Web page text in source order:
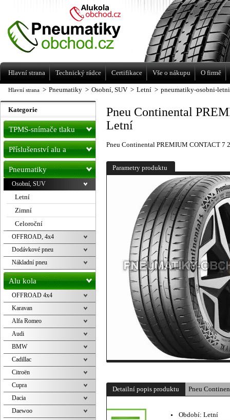
Hlavní strana > Pneumatiky > Osobní, SUV > Letní > pneumatiky-osobni-
Pneu Continental
Letní
Pneu Continental PREMIUM CONTACT 7
Parametry produktu
Detailní popis produktu Pneu
Období: Letní
Kategorie
TPMS-snímače tlaku
Příslušenství alu a
pneu
Pneumatiky
Osobní, SUV
Letní
Zimní
Celoroční
OFFROAD, 4x4
Dodávkové pneu
Nákladní pneu
Alu kola
OFFROAD 4x4
Karavan
Alfa Romeo
Audi
BMW
Cadillac
Citroën
Cupra
Dacia
Daewoo
Levné pneumatiky letní, zimní, Alu kola
a litá kola Racing Line
Hlavní strana Technický rádce Certifikace Vše o nákupu O firmě